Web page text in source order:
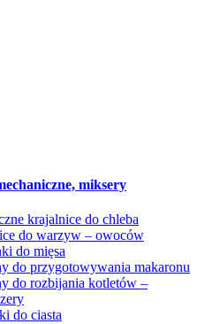
miksery
krajalnice do chleba
do warzyw – owoców
do mięsa
do przygotowywania makaronu
do rozbijania kotletów –
do ciasta